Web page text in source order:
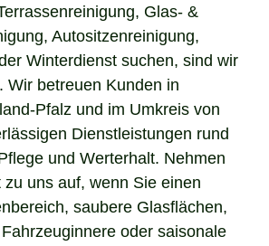
Glas- &
Autositzenreinigung,
Winterdienst suchen, sind wir
Wir betreuen Kunden in
Pfalz und im Umkreis von
Dienstleistungen rund
und Werterhalt. Nehmen
uns auf, wenn Sie einen
saubere Glasflächen,
oder saisonale